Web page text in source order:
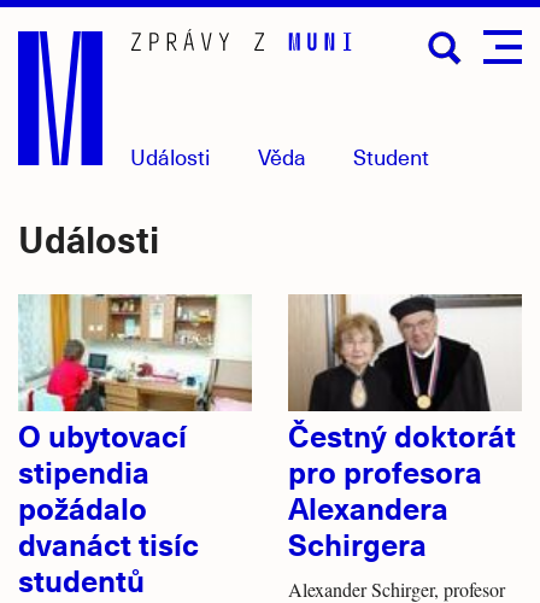
Přejít
hlavní
obsah
Události Věda Student
Události
O ubytovací
stipendia
požádalo
dvanáct tisíc
studentů
Čestný doktorát
pro profesora
Alexandera
Schirgera
Alexander Schirger, profesor